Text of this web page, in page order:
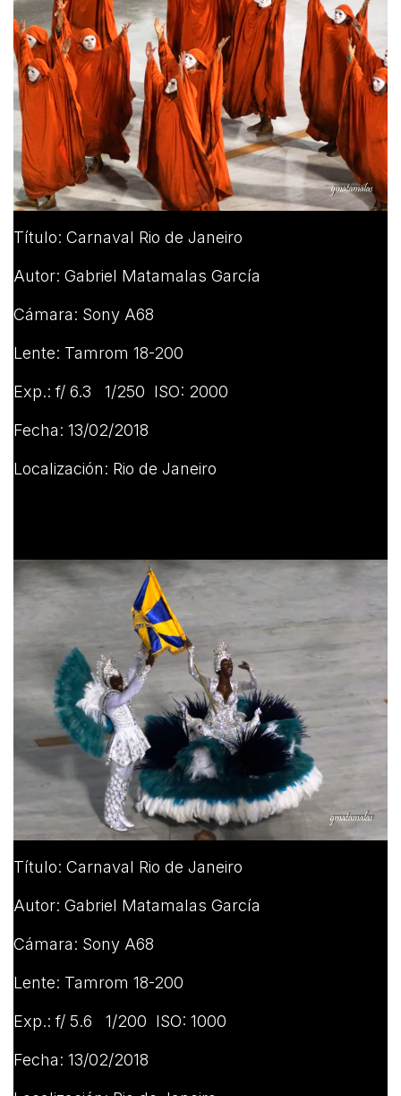
Título: Carnaval Rio de Janeiro
Autor: Gabriel Matamalas García
Cámara: Sony A68
Lente: Tamrom 18-200
Exp.: f/ 6.3 1/250 ISO: 2000
Fecha: 13/02/2018
Localización: Rio de Janeiro
Título: Carnaval Rio de Janeiro
Autor: Gabriel Matamalas García
Cámara: Sony A68
Lente: Tamrom 18-200
Exp.: f/ 5.6 1/200 ISO: 1000
Fecha: 13/02/2018